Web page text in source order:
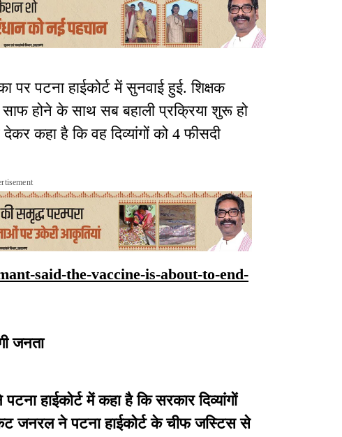
पर पटना हाईकोर्ट में सुनवाई हुई. शिक्षक
साफ होने के साथ सब बहाली प्रक्रिया शुरू हो
कहा है कि वह दिव्यांगों को 4 फीसदी
said-the-vaccine-is-about-to-end-
जनता
हाईकोर्ट में कहा है कि सरकार दिव्यांगों
जनरल ने पटना हाईकोर्ट के चीफ जस्टिस से